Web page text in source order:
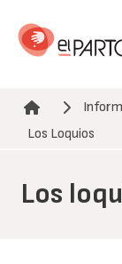
contenido
Ruta de navegación
Los Loquios
Los